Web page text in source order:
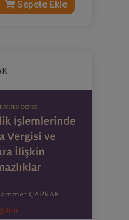
Sepete Ekle